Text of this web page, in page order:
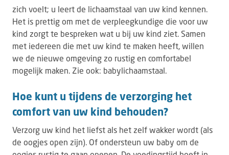
zich voelt; u leert de lichaamstaal van uw kind kennen.
Het is prettig om met de verpleegkundige die voor uw
kind zorgt te bespreken wat u bij uw kind ziet. Samen
met iedereen die met uw kind te maken heeft, willen
we de nieuwe omgeving zo rustig en comfortabel
mogelijk maken. Zie ook: babylichaamstaal.
Hoe kunt u tijdens de verzorging het
comfort van uw kind behouden?
Verzorg uw kind het liefst als het zelf wakker wordt (als
de oogjes open zijn). Of ondersteun uw baby om de